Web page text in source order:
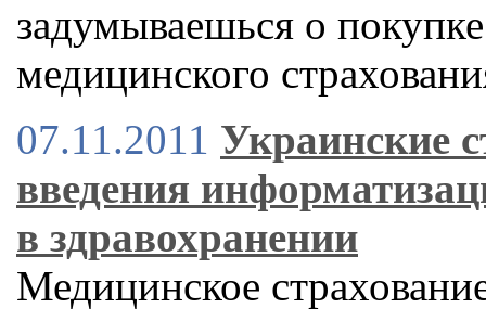
задумываешься о
медицинского
07.11.2011 Украинские
введения
в здравохранении
Медицинское